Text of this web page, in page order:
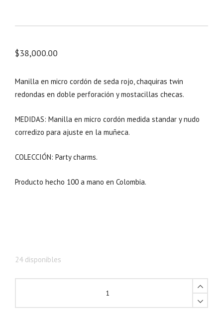
$38,000.00
Manilla en micro cordón de seda rojo, chaquiras twin
redondas en doble perforación y mostacillas checas.
MEDIDAS: Manilla en micro cordón medida standar y nudo
corredizo para ajuste en la muñeca.
COLECCIÓN: Party charms.
Producto hecho 100 a mano en Colombia.
24 disponibles